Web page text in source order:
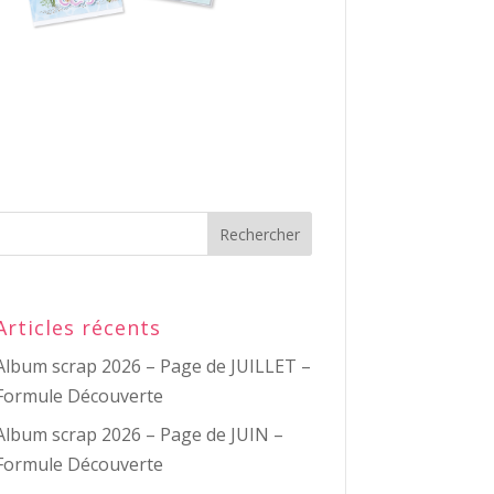
récents
scrap 2026 – Page de JUILLET –
Découverte
scrap 2026 – Page de JUIN –
Découverte